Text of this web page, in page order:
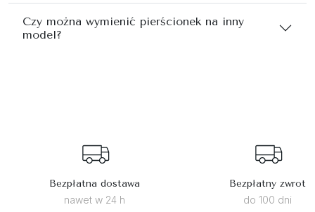
Czy można wymienić pierścionek na inny
model?
Bezpłatna dostawa
nawet w 24 h
Bezpłatny zwrot
do 100 dni